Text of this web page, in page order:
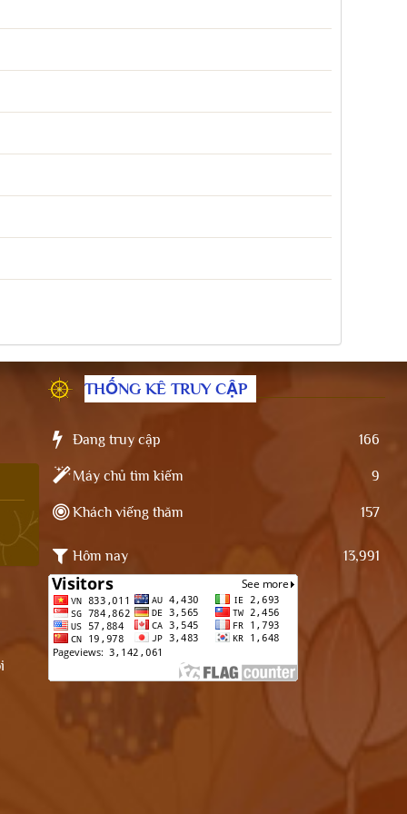
THỐNG KÊ TRUY CẬP
Đang truy cập 166
Máy chủ tìm kiếm 9
Khách viếng thăm 157
Hôm nay 13,991